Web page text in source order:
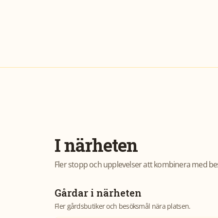
I närheten
Fler stopp och upplevelser att kombinera med
Gårdar i närheten
Fler gårdsbutiker och besöksmål nära platsen.